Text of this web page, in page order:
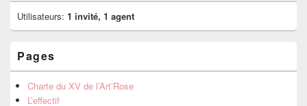
Utilisateurs: 1 invité, 1 agent
Pages
Charte du XV de l’Art’Rose
L’effectif